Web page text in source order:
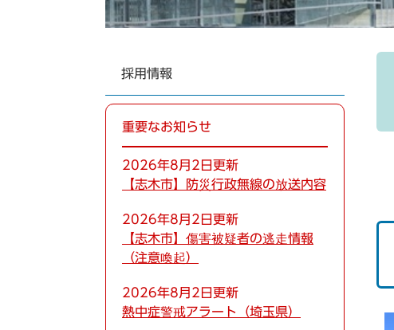
採用情報
重要なお知らせ
2026年8月2日更新
【志木市】防災行政無線の放送内容
2026年8月2日更新
【志木市】傷害被疑者の逃走情報
（注意喚起）
2026年8月2日更新
熱中症警戒アラート（埼玉県）